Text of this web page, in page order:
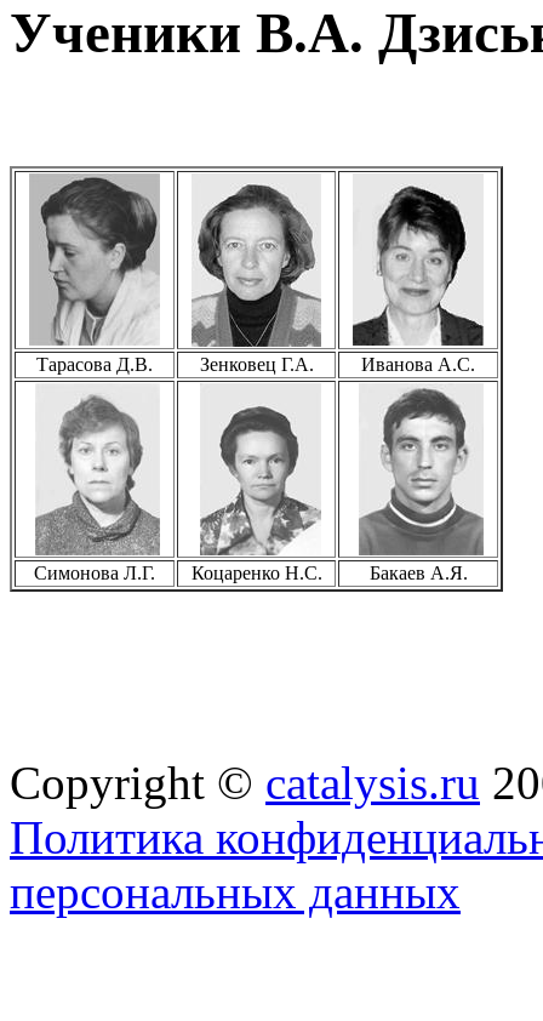
Ученики В.А.
Тарасова Д.В. Зенковец Г.А. Иванова А.С.
Симонова Л.Г. Коцаренко Н.С. Бакаев А.Я.
Copyright © catalysis.ru
Политика
персональных данных